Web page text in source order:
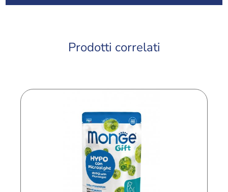
Prodotti correlati